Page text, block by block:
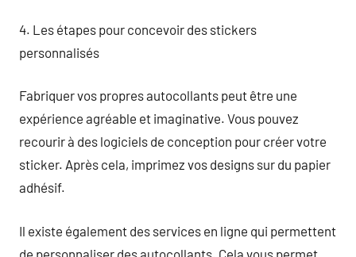
4. Les étapes pour concevoir des stickers
personnalisés
Fabriquer vos propres autocollants peut être une
expérience agréable et imaginative. Vous pouvez
recourir à des logiciels de conception pour créer votre
sticker. Après cela, imprimez vos designs sur du papier
adhésif.
Il existe également des services en ligne qui permettent
de personnaliser des autocollants. Cela vous permet